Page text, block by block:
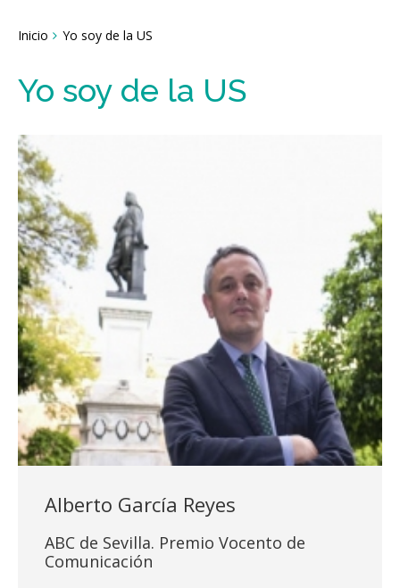
Breadcrumbs
You
Inicio Yo soy de la US
Yo soy de la US
Alberto García Reyes
ABC de Sevilla. Premio Vocento de
Comunicación